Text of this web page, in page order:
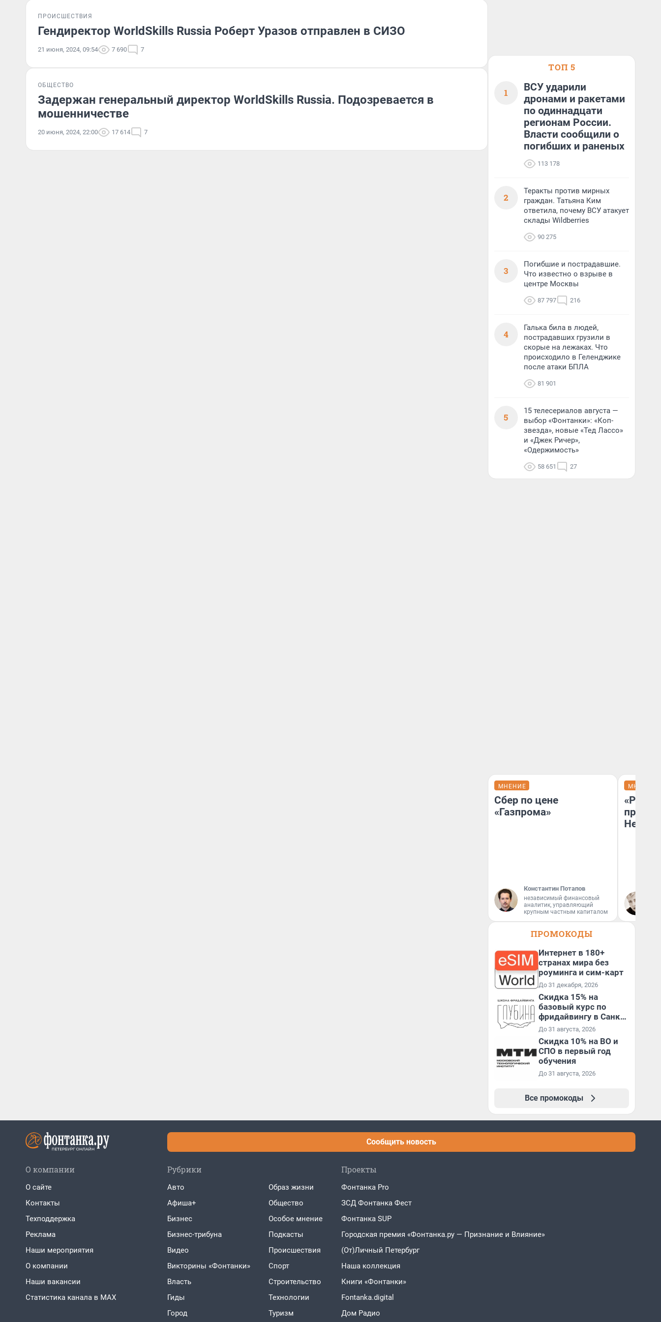
ПРОИСШЕСТВИЯ
Гендиректор WorldSkills Russia Роберт Уразов отправлен в СИЗО
21 июня, 2024, 09:54 7 690 7
ОБЩЕСТВО
Задержан генеральный директор WorldSkills Russia. Подозревается в
мошенничестве
20 июня, 2024, 22:00 17 614 7
ТОП 5
1
ВСУ ударили
дронами и ракетами
по одиннадцати
регионам России.
Власти сообщили о
погибших и раненых
113 178
2
Теракты против мирных
граждан. Татьяна Ким
ответила, почему ВСУ атакует
склады Wildberries
90 275
3
Погибшие и пострадавшие.
Что известно о взрыве в
центре Москвы
87 797 216
4
Галька била в людей,
пострадавших грузили в
скорые на лежаках. Что
происходило в Геленджике
после атаки БПЛА
81 901
5
15 телесериалов августа —
выбор «Фонтанки»: «Коп-
звезда», новые «Тед Лассо»
и «Джек Ричер»,
«Одержимость»
58 651 27
МНЕНИЕ
Сбер по цене
«Газпрома»
Константин Потапов
независимый финансовый
аналитик, управляющий
крупным частным капиталом
МНЕНИЕ
ПРОМОКОДЫ
Интернет в 180+
странах мира без
роуминга и сим-карт
До 31 декабря, 2026
Скидка 15% на
базовый курс по
фридайвингу в Санкт-
Петербурге
До 31 августа, 2026
Скидка 10% на ВО и
СПО в первый год
обучения
До 31 августа, 2026
Все промокоды
Сообщить новость
О компании
О сайте
Контакты
Техподдержка
Реклама
Наши мероприятия
О компании
Наши вакансии
Статистика канала в MAX
Рубрики
Авто
Афиша+
Бизнес
Бизнес-трибуна
Видео
Викторины «Фонтанки»
Власть
Гиды
Город
Образ жизни
Общество
Особое мнение
Подкасты
Проиcшествия
Спорт
Строительство
Технологии
Туризм
Проекты
Фонтанка Pro
ЗСД Фонтанка Фест
Фонтанка SUP
Городская премия «Фонтанка.ру — Признание и Влияние»
(От)Личный Петербург
Наша коллекция
Книги «Фонтанки»
Fontanka.digital
Дом Радио